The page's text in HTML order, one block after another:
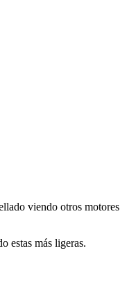
viendo otros motores
estas más ligeras.